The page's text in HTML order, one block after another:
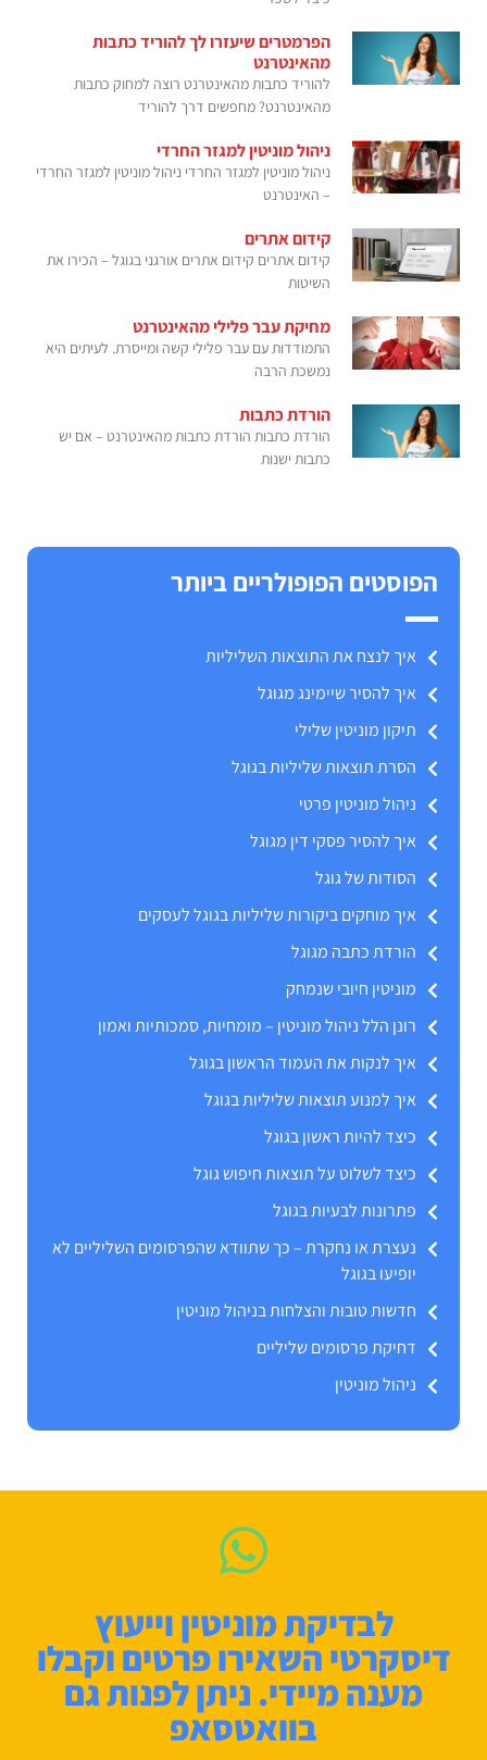
הפרמטרים שיעזרו לך להוריד כתבות
מהאינטרנט
להוריד כתבות מהאינטרנט רוצה למחוק כתבות
מהאינטרנט? מחפשים דרך להוריד
ניהול מוניטין למגזר החרדי
ניהול מוניטין למגזר החרדי ניהול מוניטין למגזר החרדי
– האינטרנט
קידום אתרים
קידום אתרים קידום אתרים אורגני בגוגל – הכירו את
השיטות
מחיקת עבר פלילי מהאינטרנט
התמודדות עם עבר פלילי קשה ומייסרת. לעיתים היא
נמשכת הרבה
הורדת כתבות
הורדת כתבות הורדת כתבות מהאינטרנט – אם יש
כתבות ישנות
הפוסטים הפופולריים ביותר
איך לנצח את התוצאות השליליות
איך להסיר שיימינג מגוגל
תיקון מוניטין שלילי
הסרת תוצאות שליליות בגוגל
ניהול מוניטין פרטי
איך להסיר פסקי דין מגוגל
הסודות של גוגל
איך מוחקים ביקורות שליליות בגוגל לעסקים
הורדת כתבה מגוגל
מוניטין חיובי שנמחק
רונן הלל ניהול מוניטין – מומחיות, סמכותיות ואמון
איך לנקות את העמוד הראשון בגוגל
איך למנוע תוצאות שליליות בגוגל
כיצד להיות ראשון בגוגל
כיצד לשלוט על תוצאות חיפוש גוגל
פתרונות לבעיות בגוגל
נעצרת או נחקרת – כך שתוודא שהפרסומים השליליים לא
יופיעו בגוגל
חדשות טובות והצלחות בניהול מוניטין
דחיקת פרסומים שליליים
ניהול מוניטין
לבדיקת מוניטין וייעוץ
דיסקרטי השאירו פרטים וקבלו
מענה מיידי. ניתן לפנות גם
בוואטסאפ